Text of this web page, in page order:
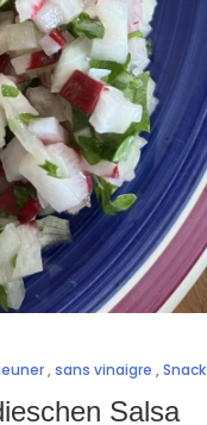
,sans vinaigre ,Snack
Salsa